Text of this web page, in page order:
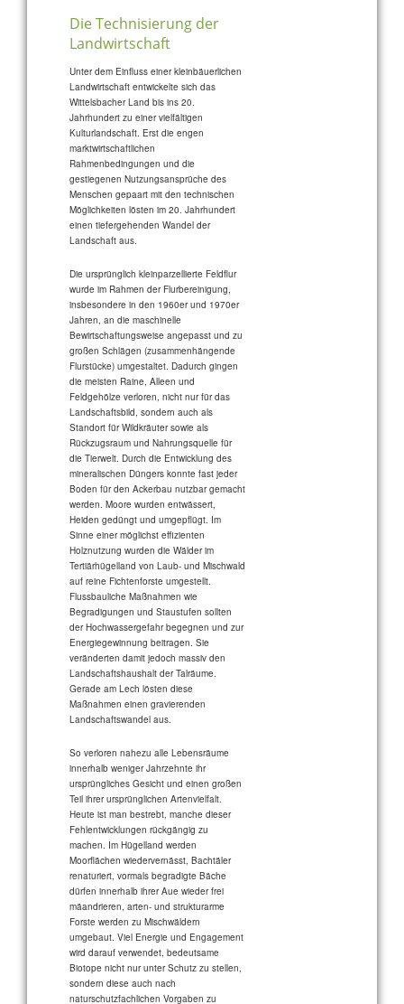
Die Technisierung der
Landwirtschaft
Unter dem Einfluss einer kleinbäuerlichen
Landwirtschaft entwickelte sich das
Wittelsbacher Land bis ins 20.
Jahrhundert zu einer vielfältigen
Kulturlandschaft. Erst die engen
marktwirtschaftlichen
Rahmenbedingungen und die
gestiegenen Nutzungsansprüche des
Menschen gepaart mit den technischen
Möglichkeiten lösten im 20. Jahrhundert
einen tiefergehenden Wandel der
Landschaft aus.
Die ursprünglich kleinparzellierte Feldflur
wurde im Rahmen der Flurbereinigung,
insbesondere in den 1960er und 1970er
Jahren, an die maschinelle
Bewirtschaftungsweise angepasst und zu
großen Schlägen (zusammenhängende
Flurstücke) umgestaltet. Dadurch gingen
die meisten Raine, Alleen und
Feldgehölze verloren, nicht nur für das
Landschaftsbild, sondern auch als
Standort für Wildkräuter sowie als
Rückzugsraum und Nahrungsquelle für
die Tierwelt. Durch die Entwicklung des
mineralischen Düngers konnte fast jeder
Boden für den Ackerbau nutzbar gemacht
werden. Moore wurden entwässert,
Heiden gedüngt und umgepflügt. Im
Sinne einer möglichst effizienten
Holznutzung wurden die Wälder im
Tertiärhügelland von Laub- und Mischwald
auf reine Fichtenforste umgestellt.
Flussbauliche Maßnahmen wie
Begradigungen und Staustufen sollten
der Hochwassergefahr begegnen und zur
Energiegewinnung beitragen. Sie
veränderten damit jedoch massiv den
Landschaftshaushalt der Talräume.
Gerade am Lech lösten diese
Maßnahmen einen gravierenden
Landschaftswandel aus.
So verloren nahezu alle Lebensräume
innerhalb weniger Jahrzehnte ihr
ursprüngliches Gesicht und einen großen
Teil ihrer ursprünglichen Artenvielfalt.
Heute ist man bestrebt, manche dieser
Fehlentwicklungen rückgängig zu
machen. Im Hügelland werden
Moorflächen wiedervernässt, Bachtäler
renaturiert, vormals begradigte Bäche
dürfen innerhalb ihrer Aue wieder frei
mäandrieren, arten- und strukturarme
Forste werden zu Mischwäldern
umgebaut. Viel Energie und Engagement
wird darauf verwendet, bedeutsame
Biotope nicht nur unter Schutz zu stellen,
sondern diese auch nach
naturschutzfachlichen Vorgaben zu